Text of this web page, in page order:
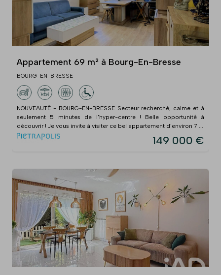
Appartement 69 m² à Bourg-En-Bresse
BOURG-EN-BRESSE
NOUVEAUTÉ - BOURG-EN-BRESSE Secteur recherché, calme et à
seulement 5 minutes de l'hyper-centre ! Belle opportunité à
découvrir ! Je vous invite à visiter ce bel appartement d'environ 7 ...
149 000 €